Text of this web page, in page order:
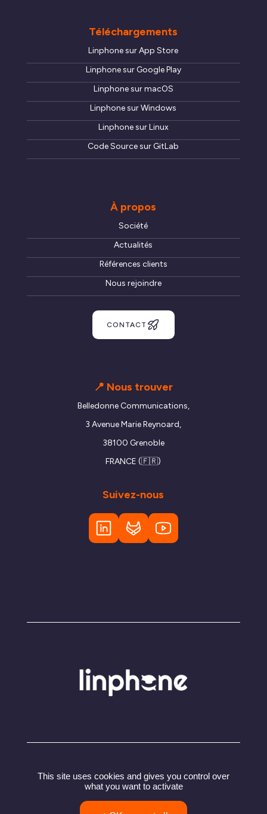
Téléchargements
Linphone sur App Store
Linphone sur Google Play
Linphone sur macOS
Linphone sur Windows
Linphone sur Linux
Code Source sur GitLab
À propos
Société
Actualités
Références clients
Nous rejoindre
CONTACT
📍 Nous trouver
Belledonne Communications,
3 Avenue Marie Reynoard,
38100 Grenoble
FRANCE (🇫🇷)
Suivez-nous
© Copyright 2024 – Linphone – Belledonne
Communications SARL
Politique de confidentialité
Conditions utilisation
This site uses cookies and gives you control over
what you want to activate